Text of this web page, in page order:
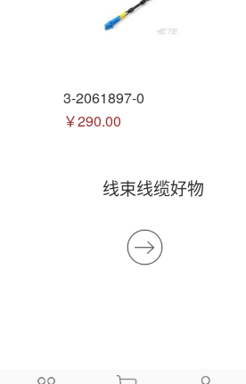
3-2061897-0
￥290.00
线束线缆好物